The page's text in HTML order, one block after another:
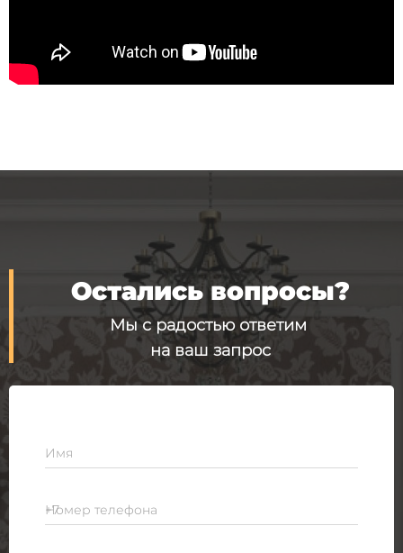
Остались вопросы?
Мы с радостью ответим
на ваш запрос
Имя
Номер телефона